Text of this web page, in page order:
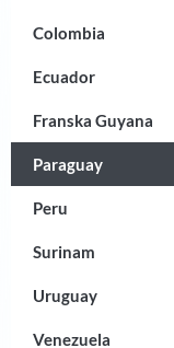
Colombia
Ecuador
Franska Guyana
Paraguay
Peru
Surinam
Uruguay
Venezuela